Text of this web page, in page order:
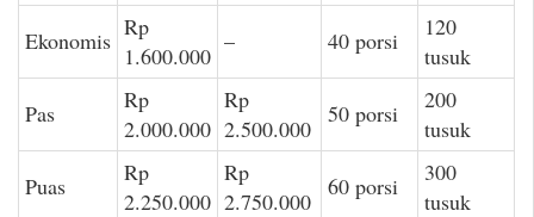
Ekonomis Rp
1.600.000
– 40 porsi
120
tusuk
Pas
Rp
2.000.000
Rp
2.500.000
50 porsi
200
tusuk
Puas
Rp
2.250.000
Rp
2.750.000
60 porsi
300
tusuk